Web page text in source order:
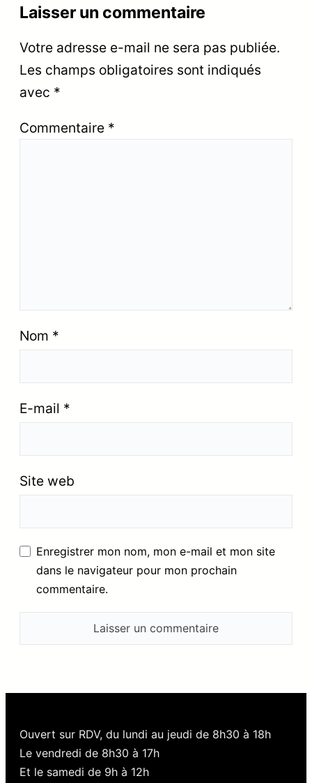
Laisser un commentaire
Votre adresse e-mail ne sera pas publiée.
Les champs obligatoires sont indiqués
avec *
Commentaire *
Nom *
E-mail *
Site web
Enregistrer mon nom, mon e-mail et mon site
dans le navigateur pour mon prochain
commentaire.
Ouvert sur RDV, du lundi au jeudi de 8h30 à 18h
Le vendredi de 8h30 à 17h
Et le samedi de 9h à 12h